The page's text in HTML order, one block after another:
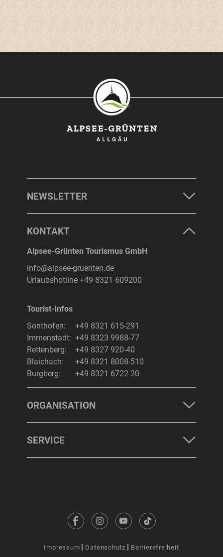
NEWSLETTER
KONTAKT
Alpsee-Grünten Tourismus GmbH
info@alpsee-gruenten.de
Urlaubshotline +49 8321 609200
Tourist-Infos
Sonthofen:
+49 8321 615-291
Immenstadt: +49 8323 9988-77
Rettenberg:
+49 8327 920-40
Blaichach:
+49 8321 8008-510
Burgberg:
+49 8321 6722-20
ORGANISATION
SERVICE
Impressum Datenschutz Barrierefreiheit